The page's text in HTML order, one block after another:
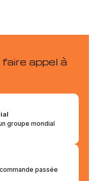
appel à
groupe mondial
passée